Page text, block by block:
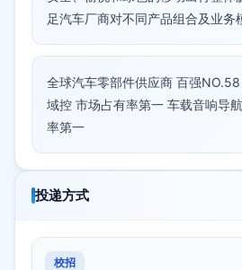
足汽车厂商对不同产品组合及业务
全球汽车零部件供应商 百强
域控 市场占有率第一 车载音响导
率第一
投递方式
校招